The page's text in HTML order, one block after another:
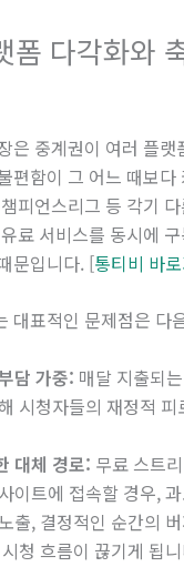
폼 다각화와
은 중계권이 여러 플
편함이 그 어느 때보다
피언스리그 등 각기
료 서비스를 동시에
문입니다. [통티비 바
대표적인 문제점은 다
담 가중: 매달 지출되
시청자들의 재정적 피
대체 경로: 무료 스트
이트에 접속할 경우,
출, 결정적인 순간의
청 흐름이 끊기게 됩